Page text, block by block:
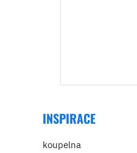
INSPIRACE
koupelna